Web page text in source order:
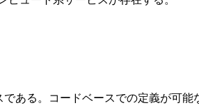
ある。コードベースでの定義が可能